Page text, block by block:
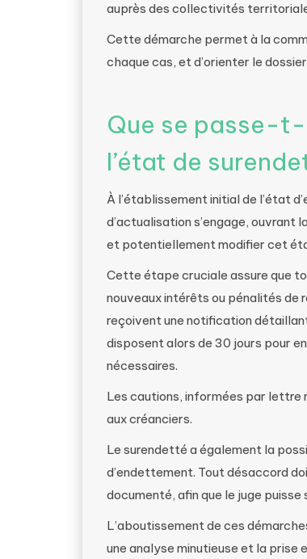
auprès des collectivités
Cette démarche permet à la
chaque cas, et d’orienter le
Que se passe-t-
l’état de
À l’établissement initial de l’état
d’actualisation s’engage, ouvrant
et potentiellement modifier cet
Cette étape cruciale assure que
nouveaux intérêts ou pénalités de
reçoivent une notification
disposent alors de 30 jours pour
nécessaires.
Les cautions, informées par lettre
aux créanciers.
Le surendetté a également la
d’endettement. Tout désaccord
documenté, afin que le juge
L’aboutissement de ces
une analyse minutieuse et la